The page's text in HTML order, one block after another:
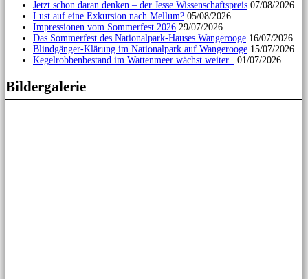
Jetzt schon daran denken – der Jesse Wissenschaftspreis 07/08/2026
Lust auf eine Exkursion nach Mellum? 05/08/2026
Impressionen vom Sommerfest 2026 29/07/2026
Das Sommerfest des Nationalpark-Hauses Wangerooge 16/07/2026
Blindgänger-Klärung im Nationalpark auf Wangerooge 15/07/2026
Kegelrobbenbestand im Wattenmeer wächst weiter
01/07/2026
Bildergalerie